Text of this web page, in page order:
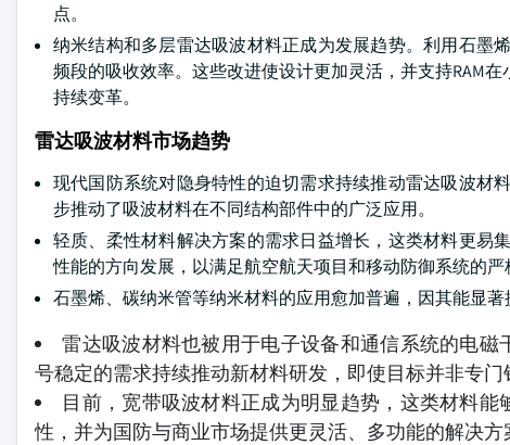
点。
纳米结构和多层雷达吸波材料正成为发展趋势。利用石墨
频段的吸收效率。这些改进使设计更加灵活，并支持RAM
持续变革。
雷达吸波材料市场趋势
现代国防系统对隐身特性的迫切需求持续推动雷达吸波材
步推动了吸波材料在不同结构部件中的广泛应用。
轻质、柔性材料解决方案的需求日益增长，这类材料更易
性能的方向发展，以满足航空航天项目和移动防御系统的严
石墨烯、碳纳米管等纳米材料的应用愈加普遍，因其能显
雷达吸波材料也被用于电子设备和通信系统的电
号稳定的需求持续推动新材料研发，即使目标并非专门
目前，宽带吸波材料正成为明显趋势，这类材料
性，并为国防与商业市场提供更灵活、多功能的解决方